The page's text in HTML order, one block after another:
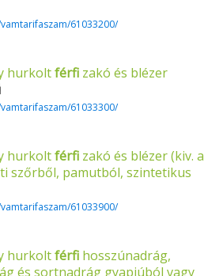
61033200/
hurkoltférfi zakó és blézer
61033300/
hurkoltférfi zakó és blézer (kiv. a
szőrből, pamutból, szintetikus
61033900/
hurkoltférfi hosszúnadrág,
és sortnadrág gyapjúból vagy